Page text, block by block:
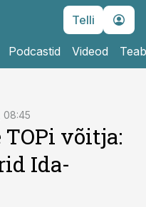
Telli
Podcastid Videod
08:45
võitja:
Ida-